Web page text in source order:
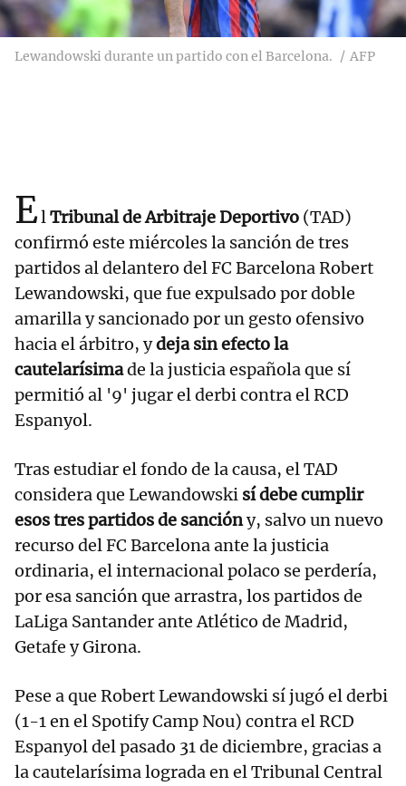
Lewandowski durante un partido con el Barcelona. AFP
ElTribunal de Arbitraje Deportivo (TAD)
confirmó este miércoles la sanción de tres
partidos al delantero del FC Barcelona Robert
Lewandowski, que fue expulsado por doble
amarilla y sancionado por un gesto ofensivo
hacia el árbitro, ydeja sin efecto la
cautelarísimade la justicia española que sí
permitió al '9' jugar el derbi contra el RCD
Espanyol.
Tras estudiar el fondo de la causa, el TAD
considera que Lewandowski sí debe cumplir
esos tres partidos de sancióny, salvo un nuevo
recurso del FC Barcelona ante la justicia
ordinaria, el internacional polaco se perdería,
por esa sanción que arrastra, los partidos de
LaLiga Santander ante Atlético de Madrid,
Getafe y Girona.
Pese a que Robert Lewandowski sí jugó el derbi
(1-1 en el Spotify Camp Nou) contra el RCD
Espanyol del pasado 31 de diciembre, gracias a
la cautelarísima lograda en el Tribunal Central